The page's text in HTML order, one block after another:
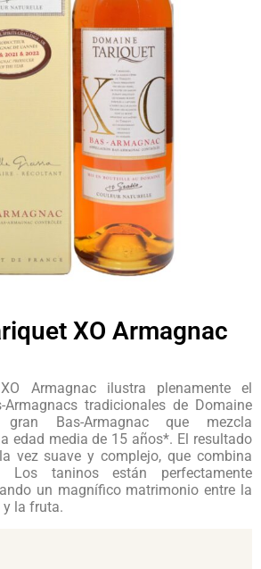
XO Armagnac
Armagnac ilustra plenamente el
tradicionales de Domaine
Bas-Armagnac que mezcla
edad media de 15 años*. El resultado
vez suave y complejo, que combina
taninos están perfectamente
un magnífico matrimonio entre la
y la fruta.